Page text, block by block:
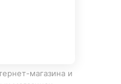
магазина и